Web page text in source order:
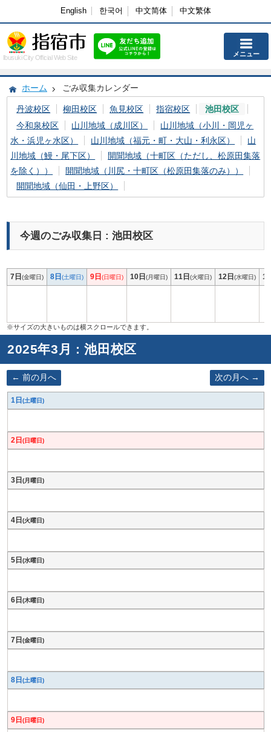
English 한국어 中文简体 中文繁体
Ibusuki City Official Web Site メニュー
ホーム ごみ収集カレンダー
丹波校区 柳田校区 魚見校区 指宿校区
池田校区
今和泉校区
山川地域（成川区）
山川地域（小川・岡児ヶ
水・浜児ヶ水区）
山川地域（福元・町・大山・利永区）
山
川地域（鰻・尾下区）
開聞地域（十町区（ただし、松原田集落
を除く））
開聞地域（川尻・十町区（松原田集落のみ））
開聞地域（仙田・上野区）
今週のごみ収集日 : 池田校区
7日(金曜日) 8日(土曜日) 9日(日曜日) 10日(月曜日) 11日(火曜日) 12日(水曜日)
2025年3月 : 池田校区
前の月へ 次の月へ
1日 (土曜日)
2日 (日曜日)
3日 (月曜日)
4日 (火曜日)
5日 (水曜日)
6日 (木曜日)
7日 (金曜日)
8日 (土曜日)
9日 (日曜日)